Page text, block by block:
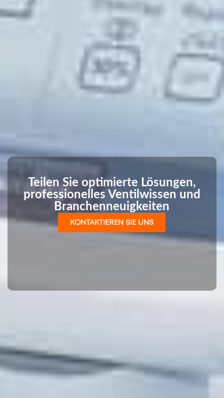
Teilen Sie optimierte Lösungen,
professionelles Ventilwissen und
Branchenneuigkeiten
KONTAKTIEREN SIE UNS